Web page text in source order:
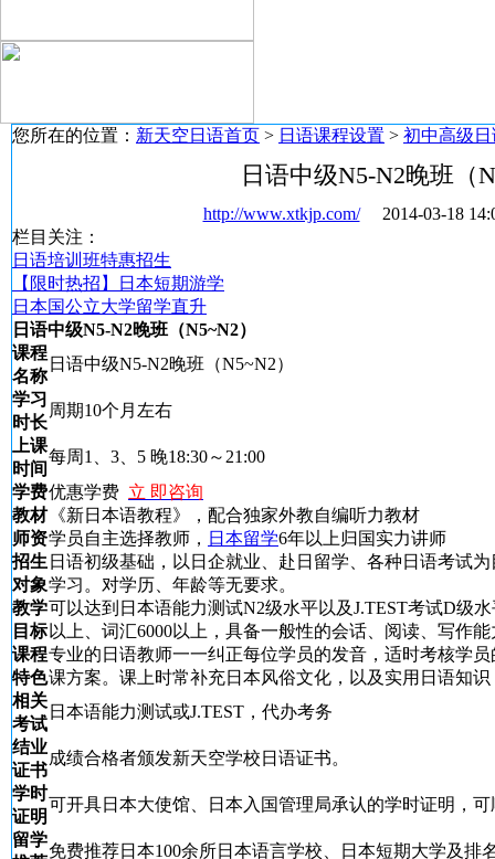
您所在的位置： 新天空日语首页 > 日语课程设置 > 初中高级
日语中级N5-N2晚班（
http://www.xtkjp.com/2014-03-18
栏目关注：
日语培训班特惠招生
【限时热招】日本短期游学
日本国公立大学留学直升
日语中级N5-N2晚班（N5~N2）
课程
名称
日语中级N5-N2晚班（N5~N2）
学习
时长
周期10个月左右
上课
时间
每周1、3、5 晚18:30～21:00
学费优惠学费 立 即咨询
教材 《新日本语教程》，配合独家外教自编听力教材
师资学员自主选择教师， 日本留学6年以上归国实力讲师
招生
对象
日语初级基础，以日企就业、赴日留学、各种日语考试
学习。对学历、年龄等无要求。
教学
目标
可以达到日本语能力测试N2级水平以及J.TEST考试D级
以上、词汇6000以上，具备一般性的会话、阅读、写作能
课程
特色
专业的日语教师一一纠正每位学员的发音，适时考核学
课方案。课上时常补充日本风俗文化，以及实用日语知
相关
考试
日本语能力测试或J.TEST，代办考务
结业
证书
成绩合格者颁发新天空学校日语证书。
学时
证明
可开具日本大使馆、日本入国管理局承认的学时证明，
留学
免费推荐日本100余所日本语言学校、日本短期大学及排